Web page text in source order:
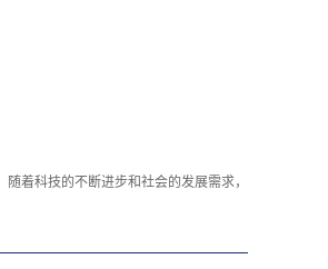
着科技的不断进步和社会的发展需求，